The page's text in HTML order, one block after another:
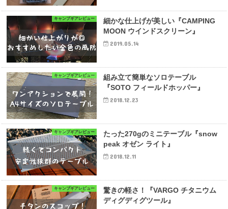
キャンプギアレビュー
細かな仕上げが美しい『CAMPING
MOON ウインドスクリーン』
2019.05.14
キャンプギアレビュー
組み立て簡単なソロテーブル
『SOTO フィールドホッパー』
2018.12.23
キャンプギアレビュー
たった270gのミニテーブル『snow
peak オゼン ライト』
2018.12.11
キャンプギアレビュー
驚きの軽さ！『VARGO チタニウム
ディグディグツール』